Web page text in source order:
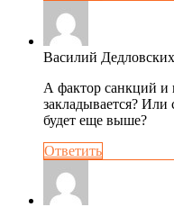
Василий Дедловских
А фактор санкций и
закладывается? Или
будет еще выше?
Ответить